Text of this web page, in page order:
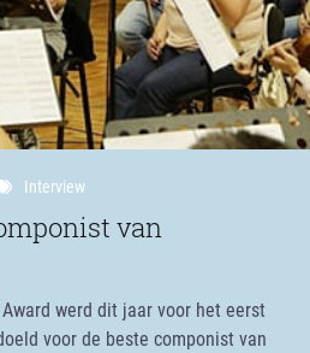
Interview
van
werd dit jaar voor het eerst
voor de beste componist van